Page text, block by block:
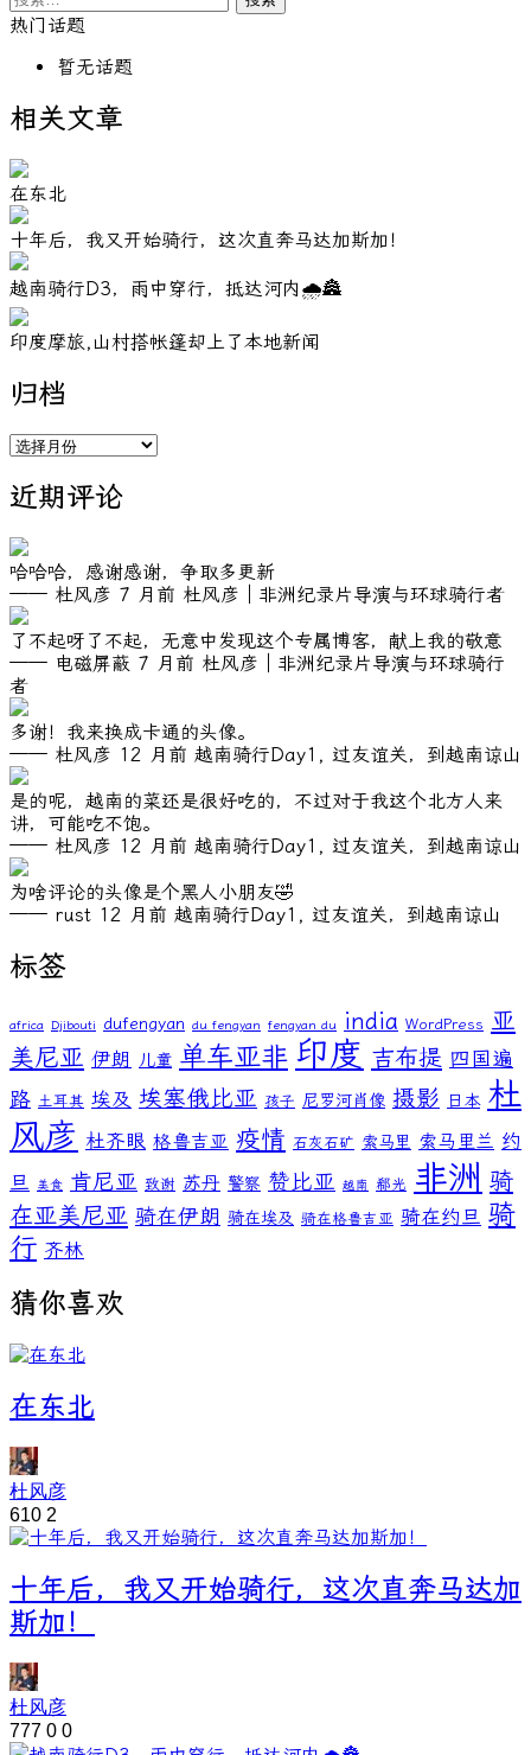
索：
热门话题
暂无话题
相关文章
在东北
十年后，我又开始骑行，这次直奔马达加斯加！
越南骑行D3，雨中穿行，抵达河内🌧️🏯
印度摩旅,山村搭帐篷却上了本地新闻
归档
归
近期评论
哈哈哈，感谢感谢，争取多更新
—— 杜风彦 7 月前 杜风彦｜非洲纪录片导演与环球骑行者
了不起呀了不起，无意中发现这个专属博客，献上我的敬意
—— 电磁屏蔽 7 月前 杜风彦｜非洲纪录片导演与环球骑行
者
多谢！我来换成卡通的头像。
—— 杜风彦 12 月前 越南骑行Day1, 过友谊关，到越南谅山
是的呢，越南的菜还是很好吃的，不过对于我这个北方人来
讲，可能吃不饱。
—— 杜风彦 12 月前 越南骑行Day1, 过友谊关，到越南谅山
为啥评论的头像是个黑人小朋友🤣
—— rust 12 月前 越南骑行Day1, 过友谊关，到越南谅山
标签
africa Djibouti dufengyan du fengyan fengyan du india WordPress
亚
美尼亚 伊朗 儿童 单车亚非 印度 吉布提 四国遍
路 土耳其 埃及 埃塞俄比亚 孩子 尼罗河肖像 摄影 日本 杜
风彦 杜齐眼 格鲁吉亚 疫情 石灰石矿 索马里 索马里兰 约
旦
美食 肯尼亚 致谢 苏丹 警察 赞比亚 越南 郗光 非洲 骑
在亚美尼亚 骑在伊朗 骑在埃及 骑在格鲁吉亚 骑在约旦 骑
行 齐林
猜你喜欢
在东北
杜风彦
610 2
十年后，我又开始骑行，这次直奔马达加
斯加！
杜风彦
777 0 0